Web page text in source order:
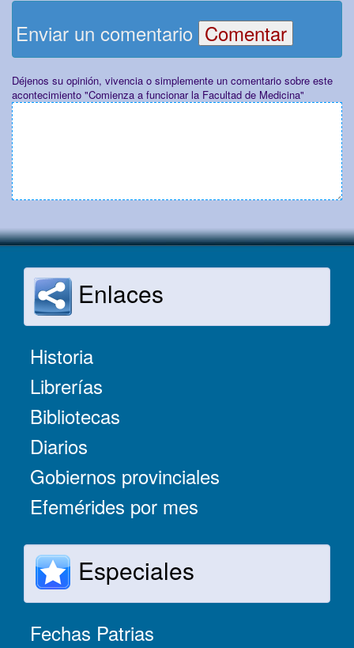
Enviar un comentario
Déjenos su opinión, vivencia o simplemente un comentario sobre este
acontecimiento "Comienza a funcionar la Facultad de Medicina"
Enlaces
Historia
Librerías
Bibliotecas
Diarios
Gobiernos provinciales
Efemérides por mes
Especiales
Fechas Patrias